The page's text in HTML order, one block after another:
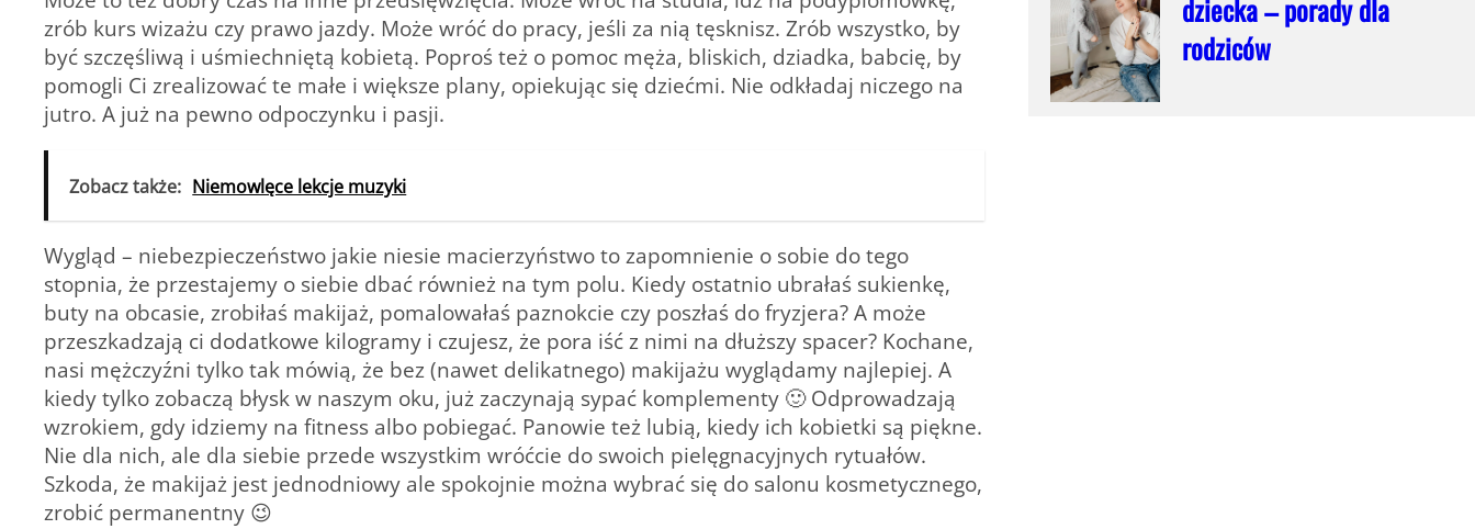
zrób kurs wizażu czy prawo jazdy. Może wróć do pracy, jeśli za nią tęsknisz. Zrób wszystko, by
być szczęśliwą i uśmiechniętą kobietą. Poproś też o pomoc męża, bliskich, dziadka, babcię, by
pomogli Ci zrealizować te małe i większe plany, opiekując się dziećmi. Nie odkładaj niczego na
jutro. A już na pewno odpoczynku i pasji.
Zobacz także: Niemowlęce lekcje muzyki
Wygląd – niebezpieczeństwo jakie niesie macierzyństwo to zapomnienie o sobie do tego
stopnia, że przestajemy o siebie dbać również na tym polu. Kiedy ostatnio ubrałaś sukienkę,
buty na obcasie, zrobiłaś makijaż, pomalowałaś paznokcie czy poszłaś do fryzjera? A może
przeszkadzają ci dodatkowe kilogramy i czujesz, że pora iść z nimi na dłuższy spacer? Kochane,
nasi mężczyźni tylko tak mówią, że bez (nawet delikatnego) makijażu wyglądamy najlepiej. A
kiedy tylko zobaczą błysk w naszym oku, już zaczynają sypać komplementy 🙂 Odprowadzają
wzrokiem, gdy idziemy na fitness albo pobiegać. Panowie też lubią, kiedy ich kobietki są piękne.
Nie dla nich, ale dla siebie przede wszystkim wróćcie do swoich pielęgnacyjnych rytuałów.
Szkoda, że makijaż jest jednodniowy ale spokojnie można wybrać się do salonu kosmetycznego,
zrobić permanentny 😉
dziecka – porady dla
rodziców